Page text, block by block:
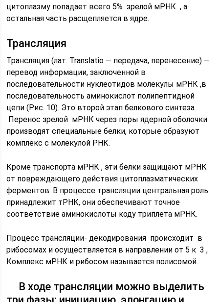
цитоплазму попадает всего 5% зрелой мРНК , а
остальная часть расщепляется в ядре.
Трансляция
Трансляция (лат. Translatio — передача, перенесение) —
перевод информации, заключенной в
последовательности нуклеотидов молекулы мРНК ,в
последовательность аминокислот полипептидной
цепи (Рис. 10). Это второй этап белкового синтеза.
Перенос зрелой мРНК через поры ядерной оболочки
производят специальные белки, которые образуют
комплекс с молекулой РНК.
Кроме транспорта мРНК , эти белки защищают мРНК
от повреждающего действия цитоплазматических
ферментов. В процессе трансляции центральная роль
принадлежит тРНК, они обеспечивают точное
соответствие аминокислоты коду триплета мРНК.
Процесс трансляции- декодирования происходит в
рибосомах и осуществляется в направлении от 5 к 3 ,
Комплекс мРНК и рибосом называется полисомой.
В ходе трансляции можно выделить